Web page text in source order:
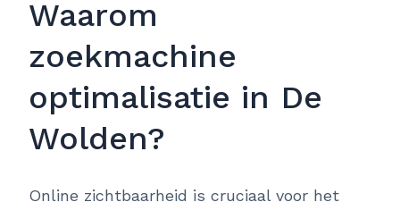
Waarom
zoekmachine
optimalisatie in De
Wolden?
Online zichtbaarheid is cruciaal voor het